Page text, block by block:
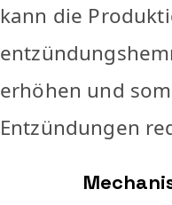
kann die
erhöhen und
Entzündungen